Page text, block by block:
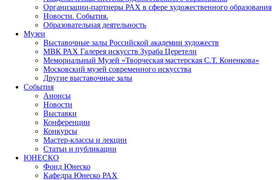
Организации-партнеры РАХ в сфере художественного образования
Новости. События.
Образовательная деятельность
Музеи
Выставочные залы Российской академии художеств
МВК РАХ Галерея искусств Зураба Церетели
Мемориальный Музей «Творческая мастерская С.Т. Коненкова»
Московский музей современного искусства
Другие выставочные залы
События
Анонсы
Новости
Выставки
Конференции
Конкурсы
Мастер-классы и лекции
Статьи и публикации
ЮНЕСКО
Фонд Юнеско
Кафедра Юнеско РАХ